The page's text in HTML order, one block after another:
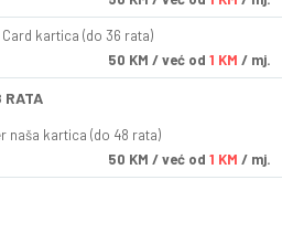
kartica (do 36 rata)
50 KM / već od 1 KM / mj.
RATA
naša kartica (do 48 rata)
50 KM / već od 1 KM / mj.